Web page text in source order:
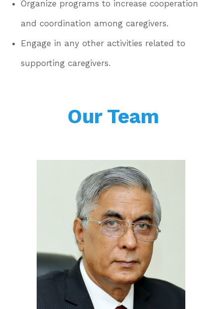
Organize programs to increase cooperation
and coordination among caregivers.
Engage in any other activities related to
supporting caregivers.
Our Team